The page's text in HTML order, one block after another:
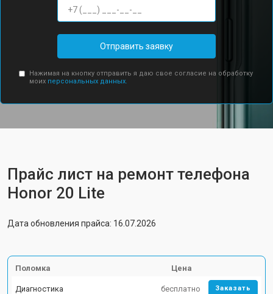
Отправить заявку
Нажимая на кнопку отправить я даю свое согласие на обработку
моих персональных данных.
Прайс лист на ремонт телефона
Honor 20 Lite
Дата обновления прайса: 16.07.2026
Поломка Цена
Диагностика бесплатно Заказать